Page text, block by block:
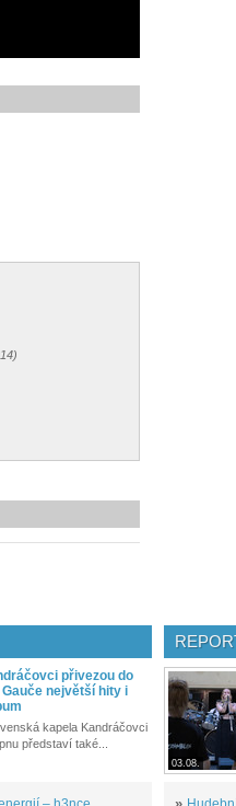
přivezou do
největší hity i
kapela Kandráčovci
představí také...
03.08.